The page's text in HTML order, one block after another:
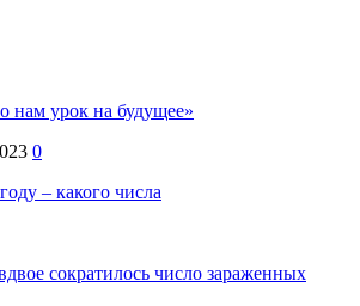
урок на будущее»
0
– какого числа
сократилось число зараженных